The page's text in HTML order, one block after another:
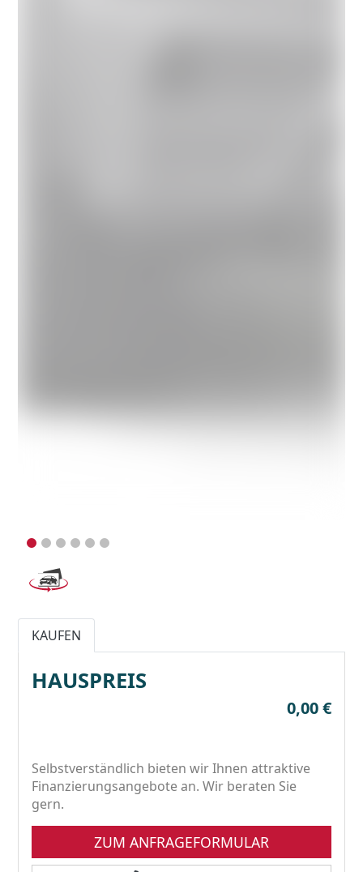
KAUFEN
HAUSPREIS
0,00 €
Selbstverständlich bieten wir Ihnen attraktive
Finanzierungsangebote an. Wir beraten Sie
gern.
ZUM ANFRAGEFORMULAR